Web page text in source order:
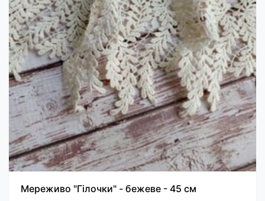
Мереживо "Гілочки" - бежеве - 45 см